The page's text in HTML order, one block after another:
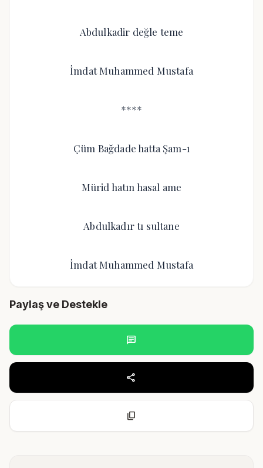
Abdulkadir değle teme
İmdat Muhammed Mustafa
****
Çüm Bağdade hatta Şam-ı
Mürid hatın hasal ame
Abdulkadır tı sultane
İmdat Muhammed Mustafa
Paylaş ve Destekle
chat
share
content_copy